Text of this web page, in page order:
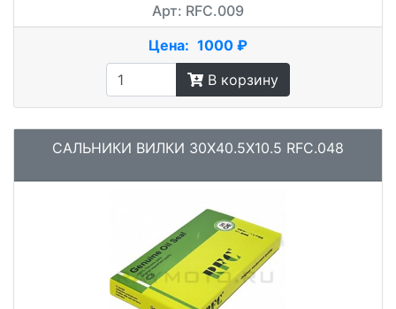
Арт: RFC.009
Цена: 1000 ₽
В корзину
САЛЬНИКИ ВИЛКИ 30X40.5X10.5 RFC.048